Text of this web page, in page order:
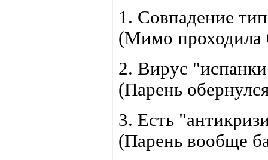
1. Совпадение
(Мимо проходила
2. Вирус
(Парень
3. Есть
(Парень вообще